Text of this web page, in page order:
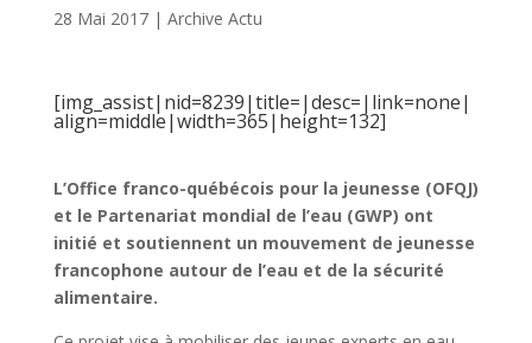
28 Mai 2017| Archive Actu
[img_assist|nid=8239|title=|desc=|link=none|
align=middle|width=365|height=132]
L’Office franco-québécois pour la jeunesse (OFQJ)
et le Partenariat mondial de l’eau (GWP) ont
initié et soutiennent un mouvement de jeunesse
francophone autour de l’eau et de la sécurité
alimentaire.